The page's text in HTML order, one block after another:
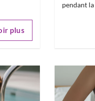
plus
pendant